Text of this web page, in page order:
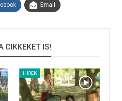
Email
CIKKEKET IS!
HÍREK